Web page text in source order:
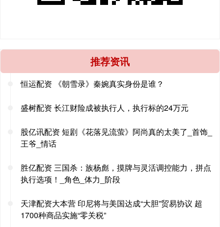
推荐资讯
恒运配资 《朝雪录》秦婉真实身份是谁？
盛树配资 长江财险成被执行人，执行标的24万元
股亿讯配资 短剧《花落见流萤》阿尚真的太美了_首饰_
王爷_情话
胜亿配资 三国杀：族杨彪，摸牌与灵活调控能力，拼点
执行选项！_角色_体力_阶段
天津配资大本营 印尼将与美国达成“大胆”贸易协议 超
1700种商品实施“零关税”